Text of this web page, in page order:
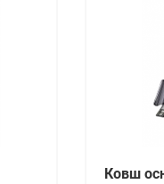
Ковш